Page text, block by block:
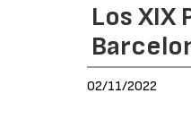
Los
02/11/2022